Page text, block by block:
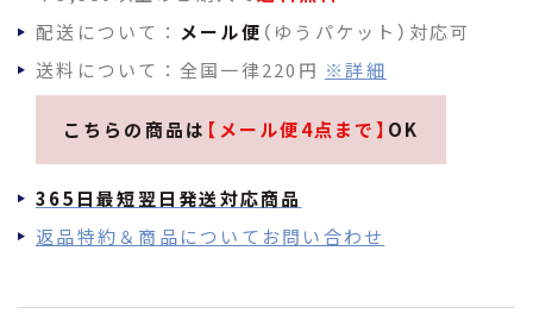
配送について： メール便 （ゆうパケット）対応可
送料について：全国一律220円 ※詳細
こちらの商品は 【メール便4点まで】 OK
365日最短翌日発送対応商品
返品特約＆商品についてお問い合わせ